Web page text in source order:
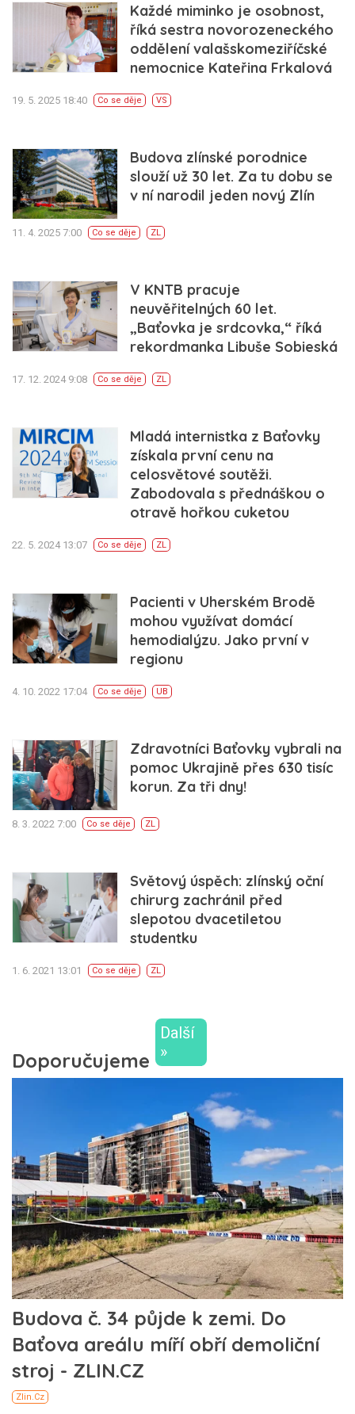
Každé miminko je osobnost,
říká sestra novorozeneckého
oddělení valašskomeziříčské
nemocnice Kateřina Frkalová
19. 5. 2025 18:40 Co se děje VS
Budova zlínské porodnice
slouží už 30 let. Za tu dobu se
v ní narodil jeden nový Zlín
11. 4. 2025 7:00 Co se děje ZL
V KNTB pracuje
neuvěřitelných 60 let.
„Baťovka je srdcovka,“ říká
rekordmanka Libuše Sobieská
17. 12. 2024 9:08 Co se děje ZL
Mladá internistka z Baťovky
získala první cenu na
celosvětové soutěži.
Zabodovala s přednáškou o
otravě hořkou cuketou
22. 5. 2024 13:07 Co se děje ZL
Pacienti v Uherském Brodě
mohou využívat domácí
hemodialýzu. Jako první v
regionu
4. 10. 2022 17:04 Co se děje UB
Zdravotníci Baťovky vybrali na
pomoc Ukrajině přes 630 tisíc
korun. Za tři dny!
8. 3. 2022 7:00 Co se děje ZL
Světový úspěch: zlínský oční
chirurg zachránil před
slepotou dvacetiletou
studentku
1. 6. 2021 13:01 Co se děje ZL
Další
»